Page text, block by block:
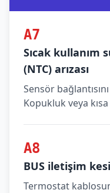
A7
Sıcak kullanım
(NTC) arızası
Sensör
Kopukluk veya
A8
BUS iletişim
Termostat